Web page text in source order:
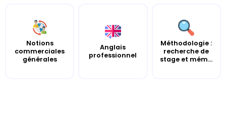
Notions
commerciales
générales
Anglais
professionnel
Méthodologie :
recherche de
stage et mém...